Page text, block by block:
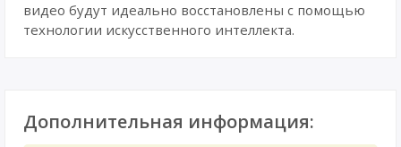
видео будут идеально восстановлены с помощью
технологии искусственного интеллекта.
Дополнительная информация: